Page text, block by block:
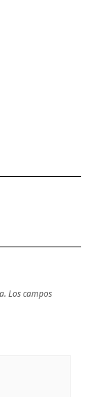
Los campos